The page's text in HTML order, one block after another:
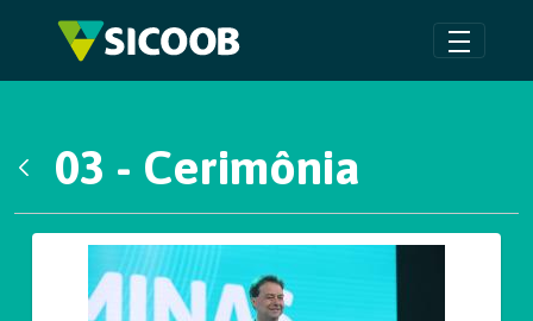
Pular para o Conteúdo principal
03 - Cerimônia
Galeria de Mídias